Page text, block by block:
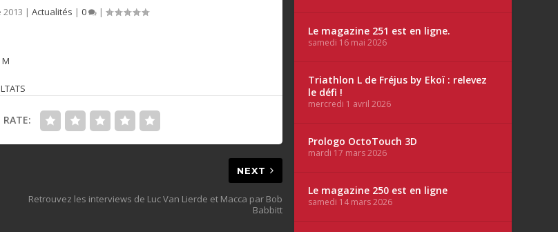
|Actualités |0 |
M
RATE:
NEXT
Retrouvez les interviews de Luc Van Lierde et Macca par Bob
Babbitt
Le magazine 251 est en ligne.
samedi 16 mai 2026
Triathlon L de Fréjus by Ekoï : relevez
le défi !
mercredi 1 avril 2026
Prologo OctoTouch 3D
mardi 17 mars 2026
Le magazine 250 est en ligne
samedi 14 mars 2026